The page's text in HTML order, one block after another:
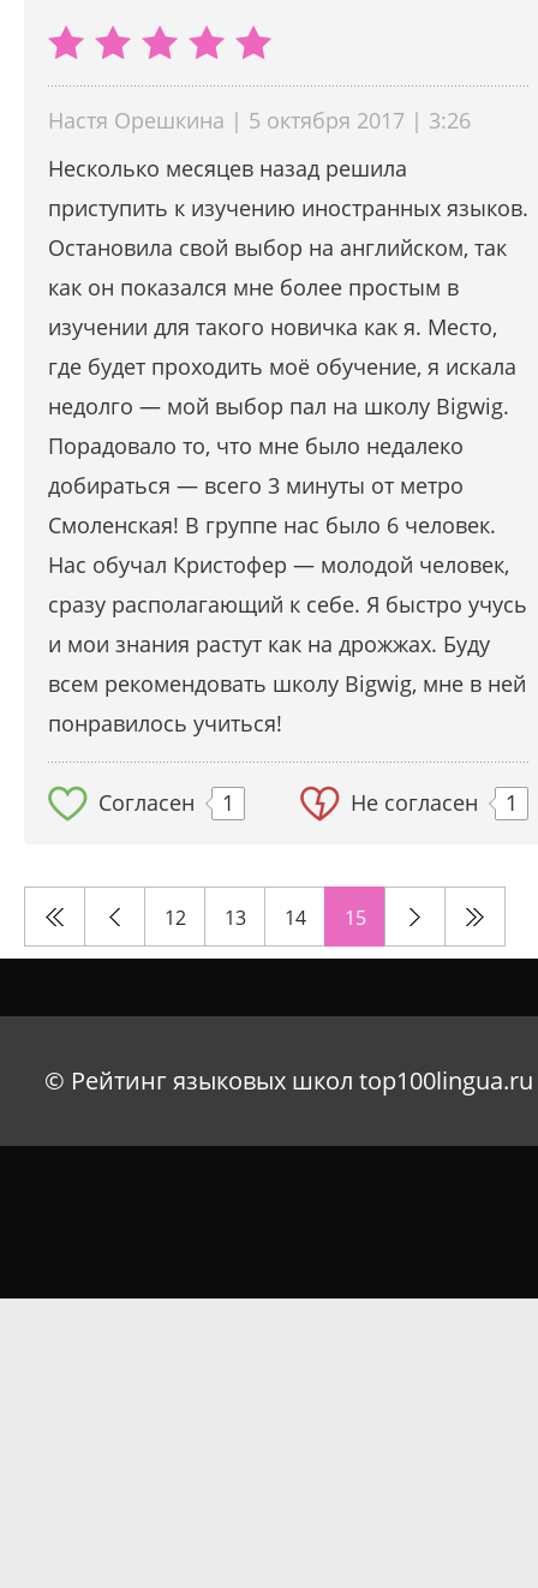
Настя Орешкина | 5 октября 2017 | 3:26
Несколько месяцев назад решила
приступить к изучению иностранных языков.
Остановила свой выбор на английском, так
как он показался мне более простым в
изучении для такого новичка как я. Место,
где будет проходить моё обучение, я искала
недолго — мой выбор пал на школу Bigwig.
Порадовало то, что мне было недалеко
добираться — всего 3 минуты от метро
Смоленская! В группе нас было 6 человек.
Нас обучал Кристофер — молодой человек,
сразу располагающий к себе. Я быстро учусь
и мои знания растут как на дрожжах. Буду
всем рекомендовать школу Bigwig, мне в ней
понравилось учиться!
Согласен 1 Не согласен 1
12 13 14 15
© Рейтинг языковых школ top100lingua.ru